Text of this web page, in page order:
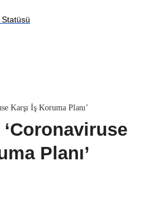
Karşı İş Koruma Planı’
Planı’